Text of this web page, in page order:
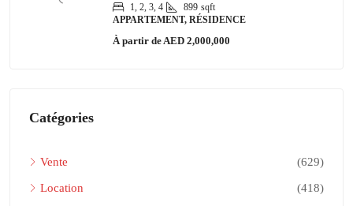
1, 2, 3, 4 899 sqft
APPARTEMENT, RÉSIDENCE
À partir de AED 2,000,000
Catégories
Vente (629)
Location (418)